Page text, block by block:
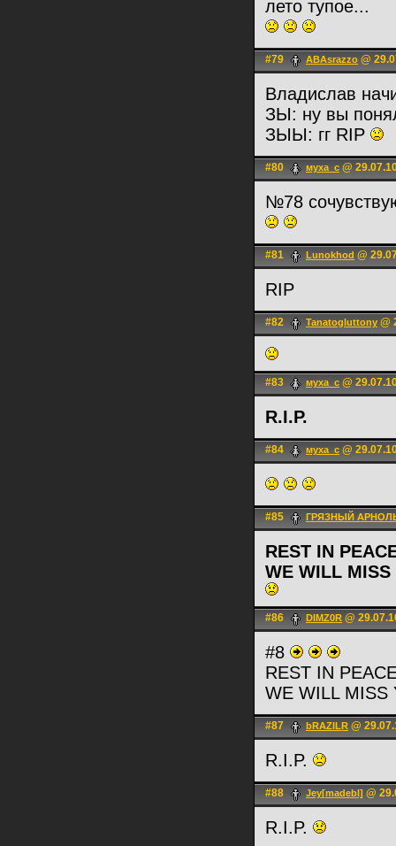
лето тупое...
#79 ABAsrazzo @
Владислав
ЗЫ: ну вы
ЗЫЫ: гг RIP
#80 муха_с @
№78
#81 Lunokhod @
RIP
#82 Tanatogluttony @
#83 муха_с @
R.I.P.
#84 муха_с @
#85 ГРЯЗНЫЙ
REST IN
WE WILL MISS
#86 DIMZ0R @
#8
REST IN
WE WILL MISS
#87 bRAZILR @
R.I.P.
#88 Jey[madebl] @
R.I.P.